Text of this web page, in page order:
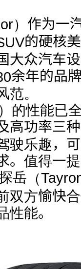
） 作为一
的硬核
大众汽车
余年的品
范。
）的性能已
高功率三
驶乐趣 ，
。 值得一
岳 （
双方愉快
性能。